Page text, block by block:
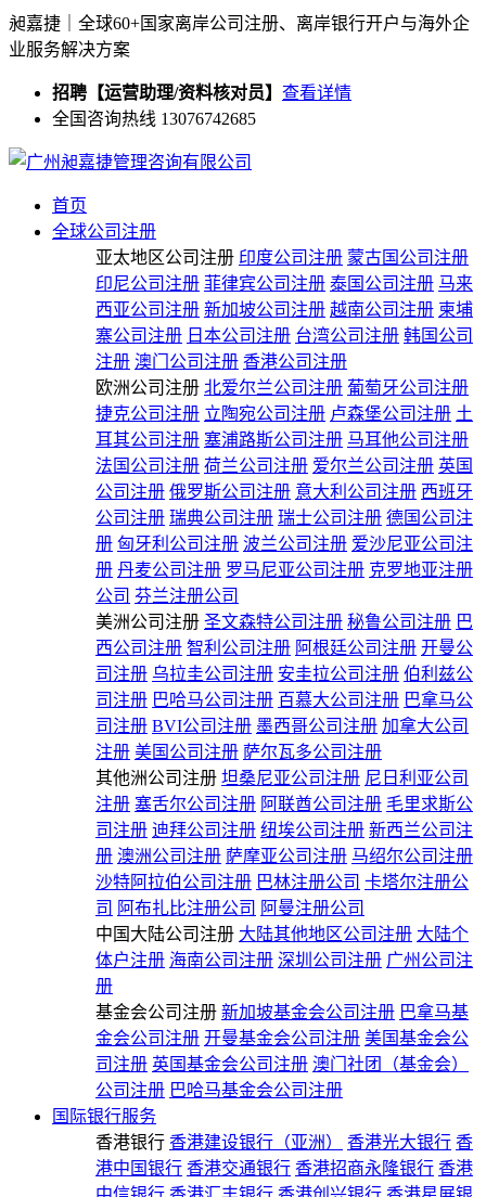
昶嘉捷｜全球60+国家离岸公司注册、离岸银行开户与海外企
业服务解决方案
招聘【运营助理/资料核对员】 查看详情
全国咨询热线 13076742685
首页
全球公司注册
亚太地区公司注册 印度公司注册 蒙古国公司注册
印尼公司注册 菲律宾公司注册 泰国公司注册 马来
西亚公司注册 新加坡公司注册 越南公司注册 柬埔
寨公司注册 日本公司注册 台湾公司注册 韩国公司
注册 澳门公司注册 香港公司注册
欧洲公司注册 北爱尔兰公司注册 葡萄牙公司注册
捷克公司注册 立陶宛公司注册 卢森堡公司注册 土
耳其公司注册 塞浦路斯公司注册 马耳他公司注册
法国公司注册 荷兰公司注册 爱尔兰公司注册 英国
公司注册 俄罗斯公司注册 意大利公司注册 西班牙
公司注册 瑞典公司注册 瑞士公司注册 德国公司注
册 匈牙利公司注册 波兰公司注册 爱沙尼亚公司注
册 丹麦公司注册 罗马尼亚公司注册 克罗地亚注册
公司 芬兰注册公司
美洲公司注册 圣文森特公司注册 秘鲁公司注册 巴
西公司注册 智利公司注册 阿根廷公司注册 开曼公
司注册 乌拉圭公司注册 安圭拉公司注册 伯利兹公
司注册 巴哈马公司注册 百慕大公司注册 巴拿马公
司注册 BVI公司注册 墨西哥公司注册 加拿大公司
注册 美国公司注册 萨尔瓦多公司注册
其他洲公司注册 坦桑尼亚公司注册 尼日利亚公司
注册 塞舌尔公司注册 阿联酋公司注册 毛里求斯公
司注册 迪拜公司注册 纽埃公司注册 新西兰公司注
册 澳洲公司注册 萨摩亚公司注册 马绍尔公司注册
沙特阿拉伯公司注册 巴林注册公司 卡塔尔注册公
司 阿布扎比注册公司 阿曼注册公司
中国大陆公司注册 大陆其他地区公司注册 大陆个
体户注册 海南公司注册 深圳公司注册 广州公司注
册
基金会公司注册 新加坡基金会公司注册 巴拿马基
金会公司注册 开曼基金会公司注册 美国基金会公
司注册 英国基金会公司注册 澳门社团（基金会）
公司注册 巴哈马基金会公司注册
国际银行服务
香港银行 香港建设银行（亚洲） 香港光大银行 香
港中国银行 香港交通银行 香港招商永隆银行 香港